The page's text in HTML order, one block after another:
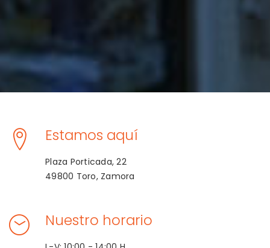
Estamos aquí
Plaza Porticada, 22
49800 Toro, Zamora
Nuestro horario